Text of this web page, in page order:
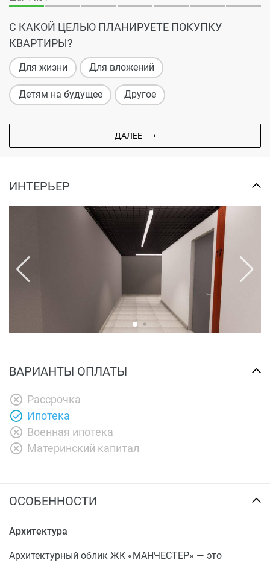
С КАКОЙ ЦЕЛЬЮ ПЛАНИРУЕТЕ ПОКУПКУ
КВАРТИРЫ?
Для жизни Для вложений
Детям на будущее Другое
ДАЛЕЕ ⟶
ИНТЕРЬЕР
ВАРИАНТЫ ОПЛАТЫ
Рассрочка
Ипотека
Военная ипотека
Материнский капитал
ОСОБЕННОСТИ
Архитектура
Архитектурный облик ЖК «МАНЧЕСТЕР» — это